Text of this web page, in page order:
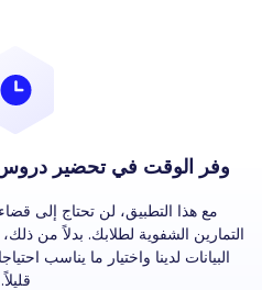
وفر الوقت في تحضير
مع هذا التطبيق، لن تحتاج إلى
التمارين الشفوية لطلابك. بدلاً من
البيانات لدينا واختيار ما يناسب
قليلاً.